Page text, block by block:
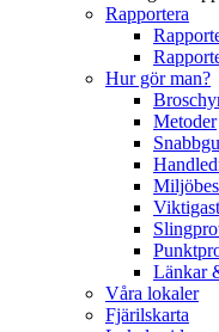
Rapportera
Hur gör man?
Metoder
Länkar
Våra lokaler
Fjärilskarta